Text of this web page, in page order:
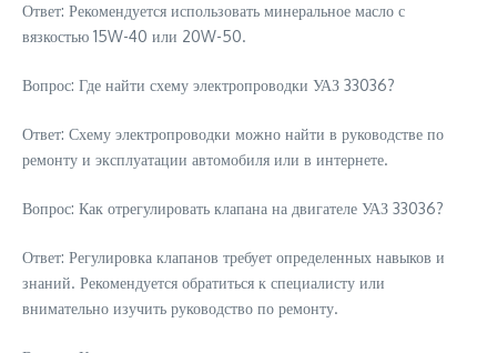
Ответ: Рекомендуется использовать минеральное масло с
вязкостью 15W-40 или 20W-50.
Вопрос: Где найти схему электропроводки УАЗ 33036?
Ответ: Схему электропроводки можно найти в руководстве по
ремонту и эксплуатации автомобиля или в интернете.
Вопрос: Как отрегулировать клапана на двигателе УАЗ 33036?
Ответ: Регулировка клапанов требует определенных навыков и
знаний. Рекомендуется обратиться к специалисту или
внимательно изучить руководство по ремонту.